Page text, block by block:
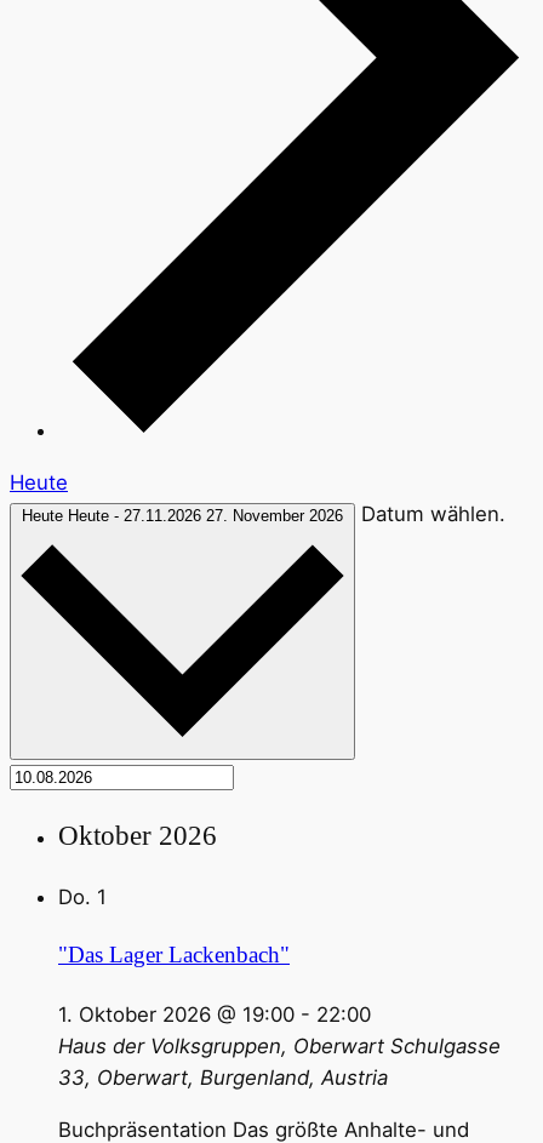
Heute
Heute Heute - 27.11.2026 27. November 2026 Datum wählen.
Oktober 2026
Do. 1
"Das Lager Lackenbach"
1. Oktober 2026 @ 19:00 - 22:00
Haus der Volksgruppen, Oberwart Schulgasse
33, Oberwart, Burgenland, Austria
Buchpräsentation Das größte Anhalte- und